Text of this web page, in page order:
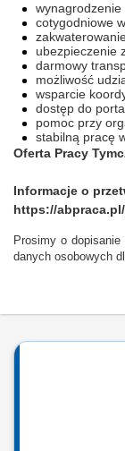
wynagrodzenie
cotygodniowe
ubezpieczenie
darmowy
możliwość
wsparcie
dostęp do
pomoc przy
stabilną pracę
Oferta Pracy
Informacje o
https://
Prosimy o
danych osobowych